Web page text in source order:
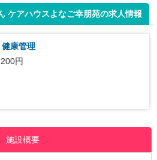
ケアハウスよなご幸朋苑の求人情報
康管理
円
施設概要